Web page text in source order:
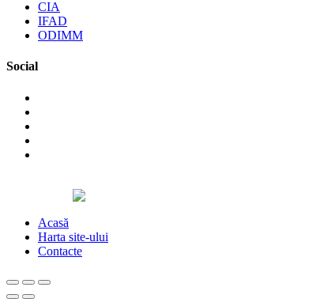
CIA
IFAD
ODIMM
Social
Acasă
Harta site-ului
Contacte